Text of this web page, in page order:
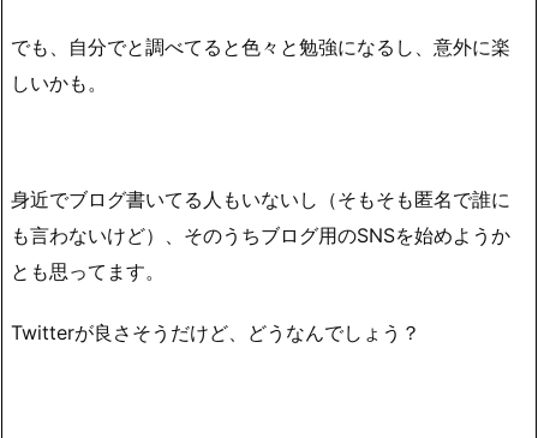
でも、自分でと調べてると色々と勉強になるし、意外に楽
しいかも。
身近でブログ書いてる人もいないし（そもそも匿名で誰に
も言わないけど）、そのうちブログ用のSNSを始めようか
とも思ってます。
Twitterが良さそうだけど、どうなんでしょう？